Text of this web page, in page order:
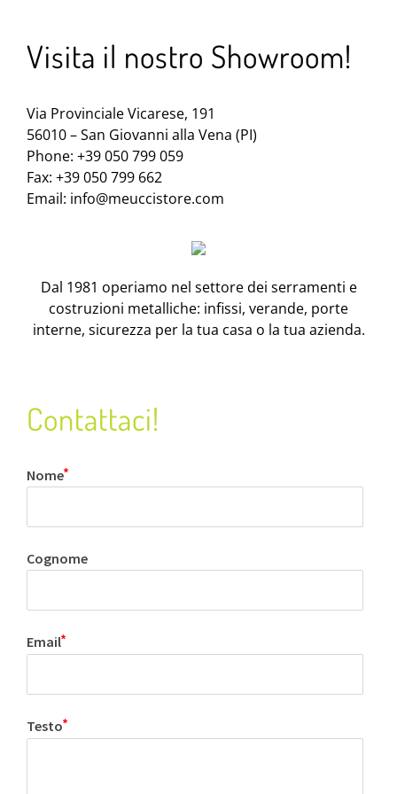
Visita il nostro Showroom!
Via Provinciale Vicarese, 191
56010 – San Giovanni alla Vena (PI)
Phone: +39 050 799 059
Fax: +39 050 799 662
Email: info@meuccistore.com
Dal 1981 operiamo nel settore dei serramenti e
costruzioni metalliche: infissi, verande, porte
interne, sicurezza per la tua casa o la tua azienda.
Contattaci!
Nome
Cognome
Email
Testo